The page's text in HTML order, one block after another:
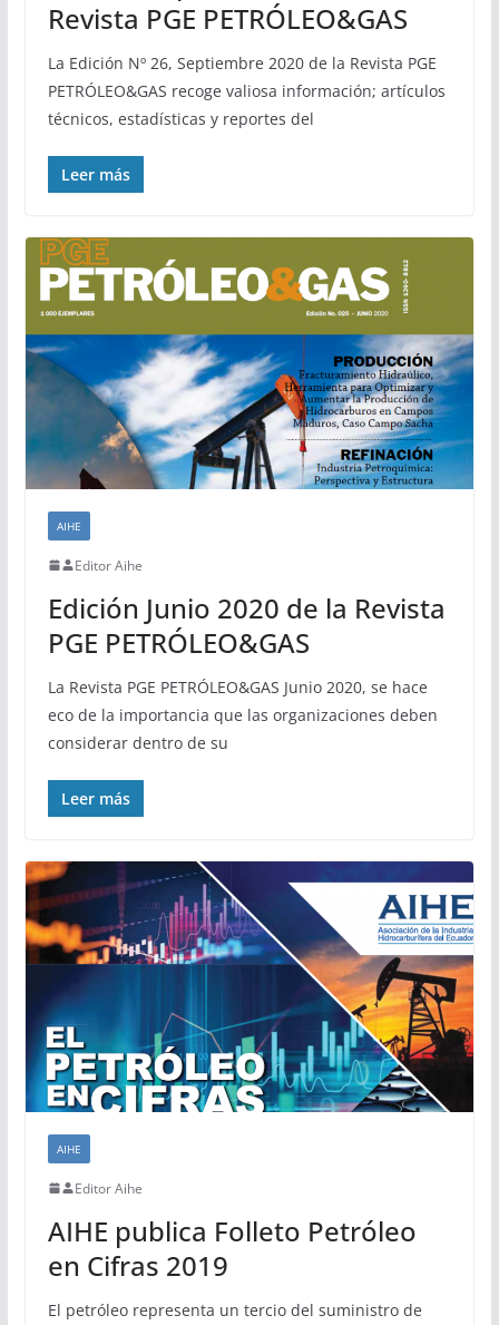
Revista PGE PETRÓLEO&GAS
La Edición Nº 26, Septiembre 2020 de la Revista PGE
PETRÓLEO&GAS recoge valiosa información; artículos
técnicos, estadísticas y reportes del
Leer más
AIHE
Editor Aihe
Edición Junio 2020 de la Revista
PGE PETRÓLEO&GAS
La Revista PGE PETRÓLEO&GAS Junio 2020, se hace
eco de la importancia que las organizaciones deben
considerar dentro de su
Leer más
AIHE
Editor Aihe
AIHE publica Folleto Petróleo
en Cifras 2019
El petróleo representa un tercio del suministro de